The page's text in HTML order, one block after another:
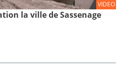
VIDEO
la ville de Sassenage